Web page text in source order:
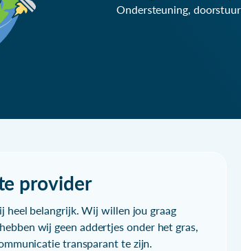
Ondersteuning,
provider
heel belangrijk. Wij willen jou graag
wij geen addertjes onder het gras,
transparant te zijn.